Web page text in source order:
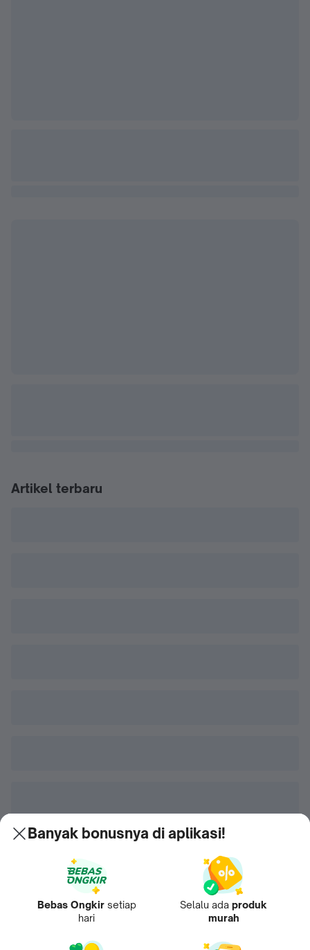
Artikel terbaru
Banyak bonusnya di aplikasi!
Bebas Ongkir setiap
hari
Selalu ada produk
murah